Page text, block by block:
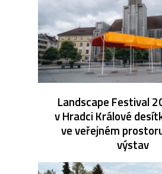
Landscape Festival
v Hradci Králové
ve veřejném
výstav